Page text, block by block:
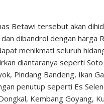
Betawi tersebut akan
dibandrol dengan harga
menikmati seluruh
diantaranya seperti
Pindang Bandeng, Ikan
penutup seperti Es
Kembang Goyang,